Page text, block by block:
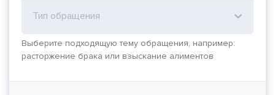
Тип обращения
Выберите подходящую тему обращения, например:
расторжение брака или взыскание алиментов